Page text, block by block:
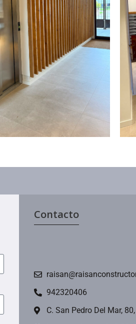
Contacto
942320406
C. San Pedro Del Mar,